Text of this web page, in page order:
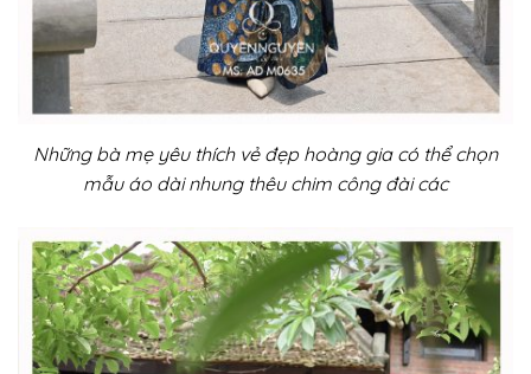
Những bà mẹ yêu thích vẻ đẹp hoàng gia có thể chọn
mẫu áo dài nhung thêu chim công đài các